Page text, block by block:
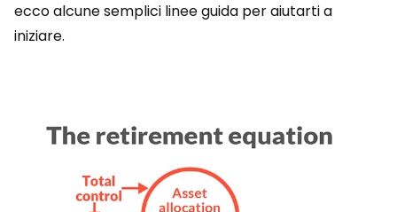
ecco alcune semplici linee guida per aiutarti a
iniziare.